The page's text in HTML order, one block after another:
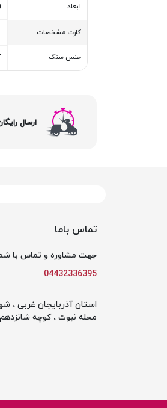
ابعاد
کارت مشخصات
جنس سنگ
ارسال
تماس باما
جهت مشاوره و تماس با
04432336395
استان آذربایجان غربی ،
محله نبوت ، کوچه شانزدهم[اول